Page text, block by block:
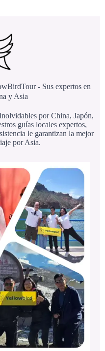
- Sus expertos en
y Asia
por China, Japón,
guías locales expertos,
le garantizan la mejor
por Asia.